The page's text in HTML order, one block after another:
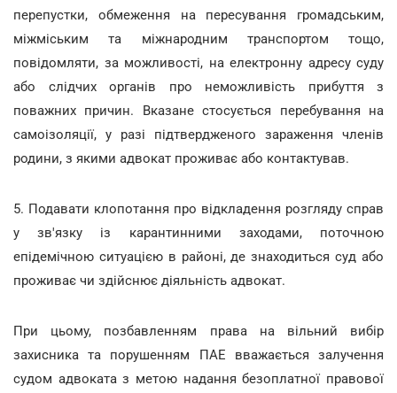
перепустки, обмеження на пересування громадським,
міжміським та міжнародним транспортом тощо,
повідомляти, за можливості, на електронну адресу суду
або слідчих органів про неможливість прибуття з
поважних причин. Вказане стосується перебування на
самоізоляції, у разі підтвердженого зараження членів
родини, з якими адвокат проживає або контактував.
5. Подавати клопотання про відкладення розгляду справ
у зв'язку із карантинними заходами, поточною
епідемічною ситуацією в районі, де знаходиться суд або
проживає чи здійснює діяльність адвокат.
При цьому, позбавленням права на вільний вибір
захисника та порушенням ПАЕ вважається залучення
судом адвоката з метою надання безоплатної правової